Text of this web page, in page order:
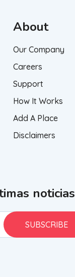
About
Our Company
Careers
Support
How It Works
Add A Place
Disclaimers
noticias